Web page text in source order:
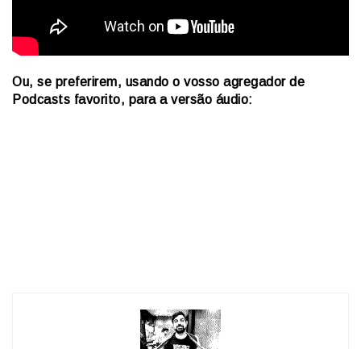
Ou, se preferirem, usando o vosso agregador de
Podcasts favorito, para a versão áudio: